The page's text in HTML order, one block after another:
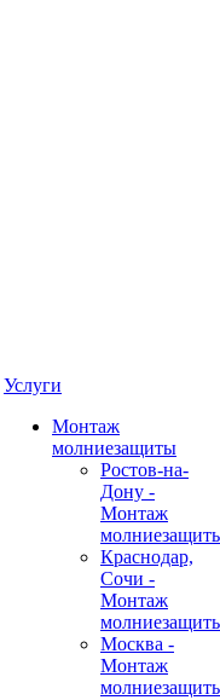
Услуги
Монтаж
молниезащиты
Ростов-на-
Дону -
Монтаж
Краснодар,
Сочи -
Монтаж
Москва -
Монтаж